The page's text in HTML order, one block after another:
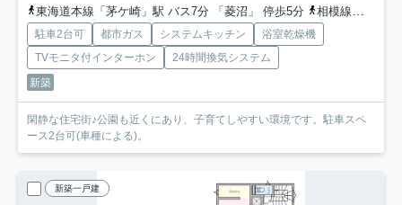
東海道本線「茅ケ崎」駅 バス7分 「菱沼」 停歩5分
相模線「茅ケ崎」駅 バス7分 「菱沼」 停歩5分
駐車2台可 都市ガス システムキッチン
浴室乾燥機
TVモニタ付インターホン
24時間換気システム
新築
閑静な住宅街♪公園も近くにあり、子育てしやすい環境です。駐車スペ
ース2台可(車種による)。
新築一戸建